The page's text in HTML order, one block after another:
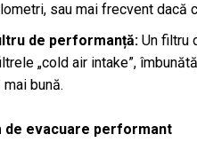
sau mai frecvent dacă
de performanță: Un filtru
„cold air intake”,
bună.
de evacuare performant